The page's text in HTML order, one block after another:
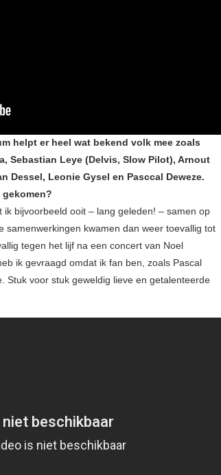
helpt er heel wat bekend volk mee zoals
Sebastian Leye (Delvis, Slow Pilot), Arnout
Dessel, Leonie Gysel en Pasccal Deweze.
bijvoorbeeld ooit – lang geleden! – samen op
samenwerkingen kwamen dan weer toevallig tot
tegen het lijf na een concert van Noel
ik gevraagd omdat ik fan ben, zoals Pascal
Stuk voor stuk geweldig lieve en getalenteerde